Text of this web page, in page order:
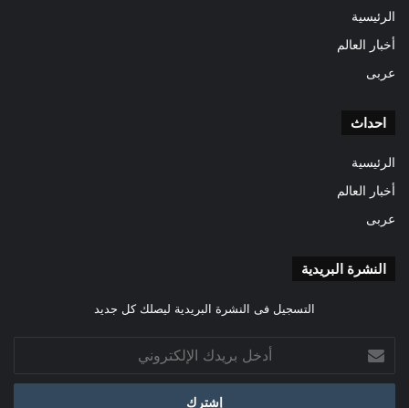
الرئيسية
أخبار العالم
عربى
احداث
الرئيسية
أخبار العالم
عربى
النشرة البريدية
التسجيل فى النشرة البريدية ليصلك كل جديد
بريدك
الإلكتروني